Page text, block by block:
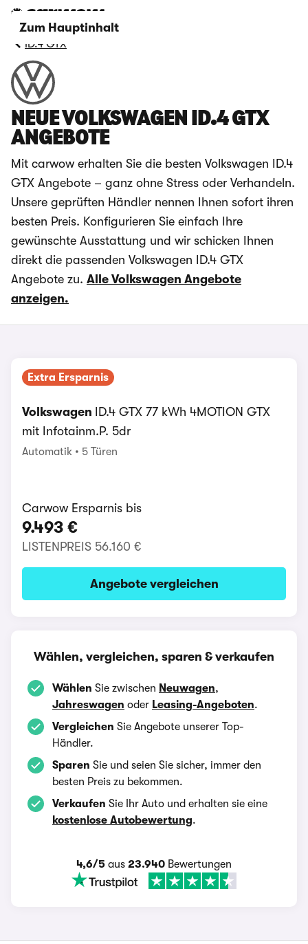
Zum Hauptinhalt
ID.4 GTX
NEUE VOLKSWAGEN ID.4 GTX
ANGEBOTE
Mit carwow erhalten Sie die besten Volkswagen ID.4
GTX Angebote – ganz ohne Stress oder Verhandeln.
Unsere geprüften Händler nennen Ihnen sofort ihren
besten Preis. Konfigurieren Sie einfach Ihre
gewünschte Ausstattung und wir schicken Ihnen
direkt die passenden Volkswagen ID.4 GTX
Angebote zu. Alle Volkswagen Angebote
anzeigen.
Extra Ersparnis
Volkswagen
ID.4 GTX 77 kWh 4MOTION GTX
mit Infotainm.P. 5dr
Automatik 5 Türen
Carwow Ersparnis bis
9.493 €
LISTENPREIS 56.160 €
Angebote vergleichen
Wählen, vergleichen, sparen & verkaufen
Wählen Sie zwischen Neuwagen,
Jahreswagen oder Leasing-Angeboten.
Vergleichen Sie Angebote unserer Top-
Händler.
Sparen Sie und seien Sie sicher, immer den
besten Preis zu bekommen.
Verkaufen Sie Ihr Auto und erhalten sie eine
kostenlose Autobewertung.
4,6/5 aus 23.940 Bewertungen